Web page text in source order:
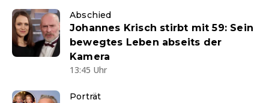
Abschied
Johannes Krisch stirbt mit 59: Sein
bewegtes Leben abseits der
Kamera
13:45 Uhr
Porträt